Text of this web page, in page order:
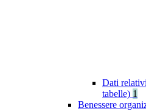
Dati
tabelle) 1
Benessere